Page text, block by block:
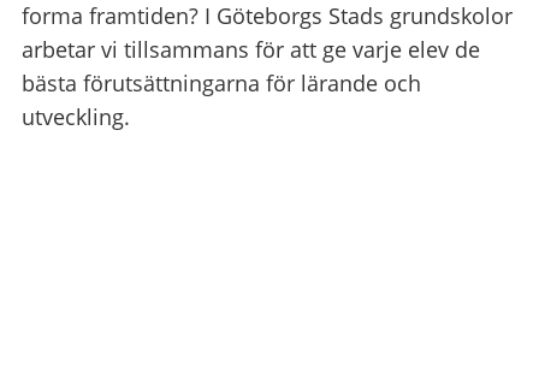
forma framtiden? I Göteborgs Stads grundskolor
arbetar vi tillsammans för att ge varje elev de
bästa förutsättningarna för lärande och
utveckling.